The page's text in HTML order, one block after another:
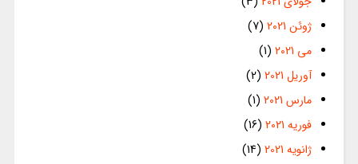
ژوئن 2021
(7)
می 2021
(1)
آوریل 2021
(2)
مارس 2021
(1)
فوریه 2021
(16)
ژانویه 2021
(14)